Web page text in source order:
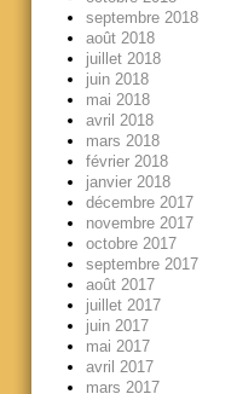
septembre 2018
août 2018
juillet 2018
juin 2018
mai 2018
avril 2018
mars 2018
février 2018
janvier 2018
décembre 2017
novembre 2017
octobre 2017
septembre 2017
août 2017
juillet 2017
juin 2017
mai 2017
avril 2017
mars 2017